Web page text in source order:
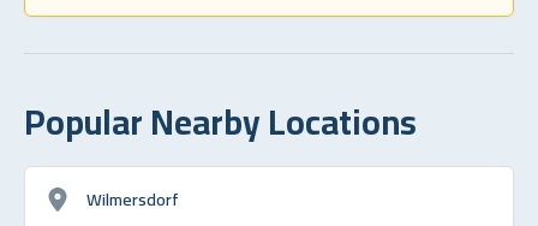
Popular Nearby Locations
Wilmersdorf